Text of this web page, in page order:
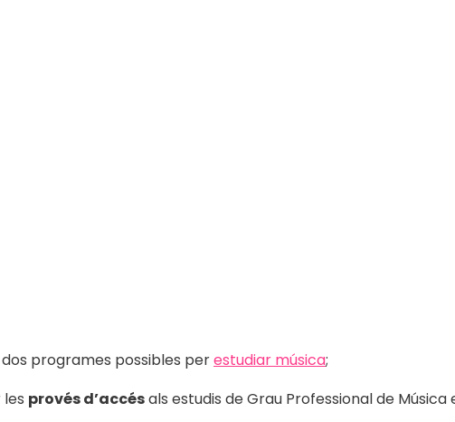
dos programes possibles perestudiar música;
provés d’accésals estudis de Grau Professional de